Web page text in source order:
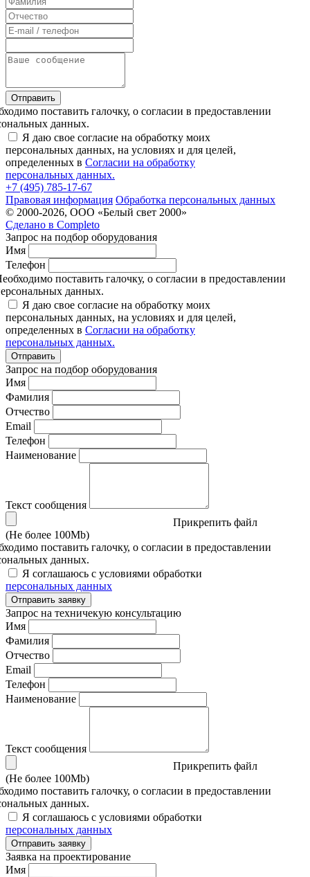
Отправить
поставить галочку, о согласии в предоставлении
данных.
Я даю свое согласие на обработку моих
персональных данных, на условиях и для целей,
определенных в Согласии на обработку
персональных данных.
+7 (495) 785-17-67
Правовая информация Обработка персональных данных
© 2000-2026, ООО «Белый свет 2000»
Сделано в Completo
Запрос на подбор оборудования
Имя
Телефон
поставить галочку, о согласии в предоставлении
данных.
Я даю свое согласие на обработку моих
персональных данных, на условиях и для целей,
определенных в Согласии на обработку
персональных данных.
Отправить
Запрос на подбор оборудования
Имя
Фамилия
Отчество
Email
Телефон
Наименование
Текст сообщения
Прикрепить файл
(Не более 100Mb)
поставить галочку, о согласии в предоставлении
данных.
Я соглашаюсь с условиями обработки
персональных данных
Отправить заявку
Запрос на техничекую консультацию
Имя
Фамилия
Отчество
Email
Телефон
Наименование
Текст сообщения
Прикрепить файл
(Не более 100Mb)
поставить галочку, о согласии в предоставлении
данных.
Я соглашаюсь с условиями обработки
персональных данных
Отправить заявку
Заявка на проектирование
Имя